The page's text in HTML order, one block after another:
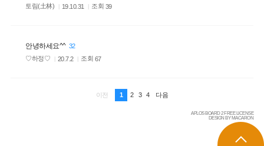
토림(土林)
19.10.31 조회 39
안녕하세요^^ 32
♡하정♡
20.7.2 조회 67
이전 1 2 3 4 다음
APLOS BOARD 2 FREE LICENSE
DESIGN BY MACARON